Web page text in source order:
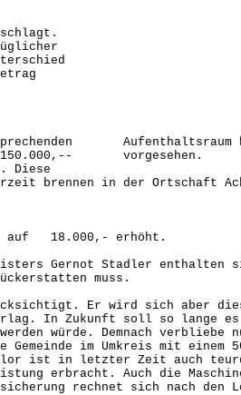
Aufenthaltsraum
150.000,-- vorgesehen.
Diese
brennen in der Ortschaft
auf 18.000,- erhöht.
Gernot Stadler
muss.
Er wird sich aber
In Zukunft soll so lange es
würde. Demnach
im Umkreis mit einem 50
ist in letzter Zeit auch
erbracht. Auch die
rechnet sich nach den